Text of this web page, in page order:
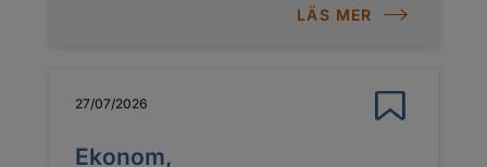
LÄS MER
27/07/2026
Ekonom,